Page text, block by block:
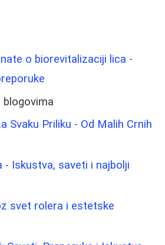
o biorevitalizaciji lica -
Svaku Priliku - Od Malih Crnih
- Iskustva, saveti i najbolji
svet rolera i estetske